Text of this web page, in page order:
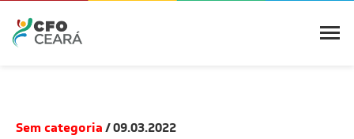
Sem categoria 09.03.2022